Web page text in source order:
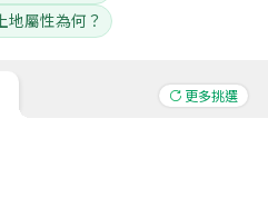
更多挑選
地屬性為何？